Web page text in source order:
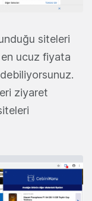
siteleri
ucuz fiyata
ziyaret